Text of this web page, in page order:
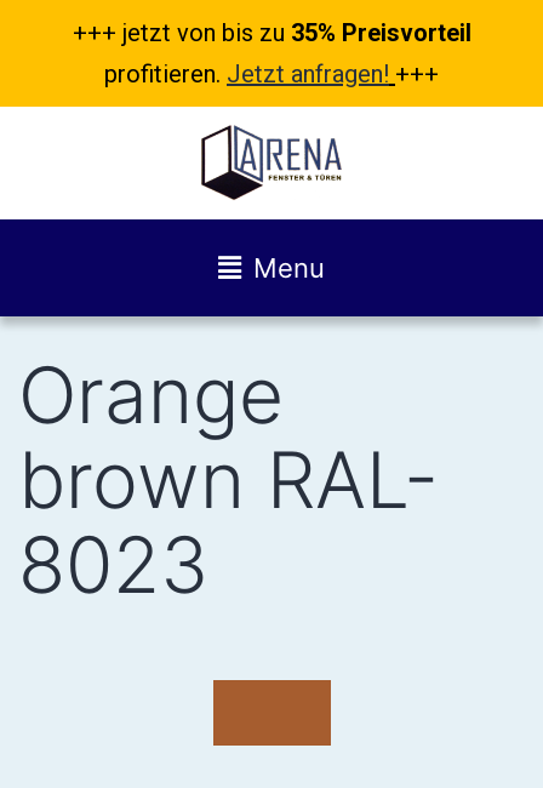
+++ jetzt von bis zu 35% Preisvorteil
profitieren. Jetzt anfragen! +++
Menu
Orange
brown RAL-
8023